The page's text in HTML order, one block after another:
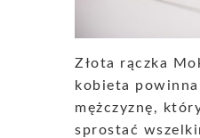
Złota rączka
kobieta
mężczyznę,
sprostać